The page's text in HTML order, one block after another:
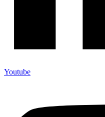
Youtube